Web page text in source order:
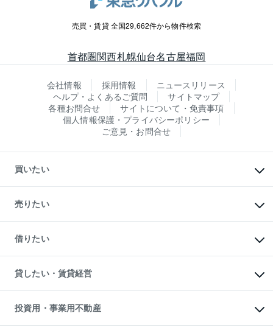
売買・賃貸 全国29,662件から物件検索
首都圏関西札幌仙台名古屋福岡
会社情報 採用情報
ニュースリリース
ヘルプ・よくあるご質問
サイトマップ
各種お問合せ
サイトについて・免責事項
個人情報保護・プライバシーポリシー
ご意見・お問合せ
買いたい
新築・分譲マンションの購入
中古マンションの購入
一戸建ての購入
中古一戸建ての購入
不動産購入の流れ
注目キーワード物件特集
購入ガイド
English 繁体中文簡体中文
売りたい
一戸建ての売却・査定
土地の売却・査定
スピードAI査定
不動産査定について
不動産売却の流れ
不動産買換えの流れ
売却ガイド
借りたい
オフィス・店舗の賃貸
借りるときの流れ
借りるガイド
貸したい・賃貸経営
マンション賃料データ
賃貸管理プラン
リロケーションについて
投資用・事業用不動産